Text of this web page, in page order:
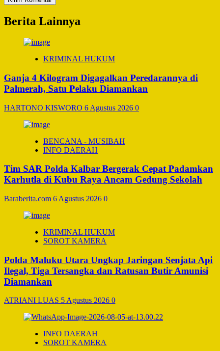
Berita Lainnya
KRIMINAL HUKUM
Ganja 4 Kilogram Digagalkan Peredarannya di
Palmerah, Satu Pelaku Diamankan
HARTONO KISWORO 6 Agustus 2026 0
BENCANA - MUSIBAH
INFO DAERAH
Tim SAR Polda Kalbar Bergerak Cepat Padamkan
Karhutla di Kubu Raya Ancam Gedung Sekolah
Baraberita.com 6 Agustus 2026 0
KRIMINAL HUKUM
SOROT KAMERA
Polda Maluku Utara Ungkap Jaringan Senjata Api
Ilegal, Tiga Tersangka dan Ratusan Butir Amunisi
Diamankan
ATRIANI LUAS 5 Agustus 2026 0
INFO DAERAH
SOROT KAMERA